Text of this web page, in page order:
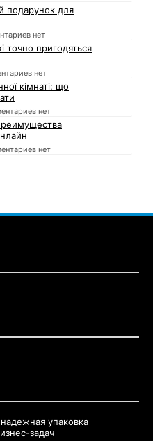
подарунок для
нет
точно пригодяться
нет
кімнаті: що
нет
нет
упаковка
задач